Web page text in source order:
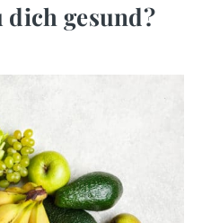
gesund?